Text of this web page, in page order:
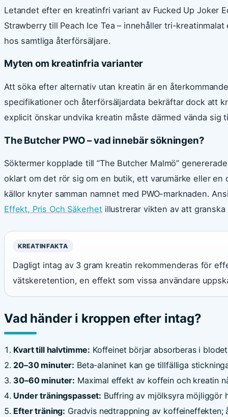
Letandet efter en kreatinfri variant av Fucked Up Joker
Strawberry till Peach Ice Tea – innehåller tri-
hos samtliga återförsäljare.
Myten om kreatinfria varianter
Att söka efter alternativ utan kreatin är en
specifikationer och återförsäljardata bekräftar dock att
explicit önskar undvika kreatin måste därmed vända sig
The Butcher PWO – vad innebär sökningen?
Söktermer kopplade till ”The Butcher Malmö”
oklart om det rör sig om en butik, ett varumärke eller
källor knyter samman namnet med PWO-marknaden.
Effekt, Pris Och Säkerhet illustrerar vikten av att
KREATINFAKTA
Dagligt intag av 3 gram kreatin rekommenderas för
vätskeretention, en effekt som vissa användare
Vad händer i kroppen efter intag?
Kvart till halvtimme: Koffeinet börjar absorberas i
20–30 minuter: Beta-alaninet kan ge tillfälliga
30–60 minuter: Maximal effekt av koffein och kreatin
Under träningspasset: Buffring av mjölksyra möjliggör
Efter träning: Gradvis nedtrappning av koffeineffekten;